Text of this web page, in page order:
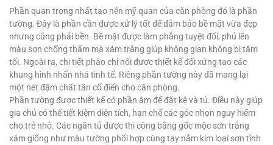
Phần quan trọng nhất tạo nên mỹ quan của căn phòng đó là phần
tường. Đây là phần cần được xử lý tốt để đảm bảo bề mặt vừa đẹp
nhưng cũng phải bền. Bề mặt được làm phẳng tuyệt đối, phủ lên
màu sơn chống thấm mà xám trắng giúp không gian không bị tăm
tối. Ngoài ra, chi tiết phào chỉ nổi được thiết kế đối xứng tạo các
khung hình nhấn nhá tinh tế. Riêng phần tường này đã mang lại
một nét đậm chất tân cổ điển cho căn phòng.
Phần tường được thiết kế có phần âm để đặt kệ và tủ. Điều này giúp
gia chủ có thể tiết kiệm diện tích, hạn chế các góc nhọn nguy hiểm
cho trẻ nhỏ. Các ngăn tủ được thi công bằng gốc mộc sơn trắng
xám giống như màu tường phối hợp cùng tay nắm kim loại sơn tĩnh